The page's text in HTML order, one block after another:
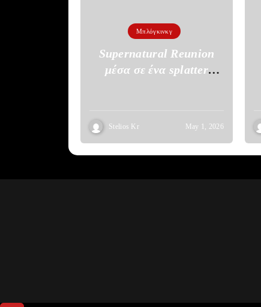
Μπλόγκινκγ
Supernatural Reunion
μέσα σε ένα splatter
Stelios Kr May 1, 2026